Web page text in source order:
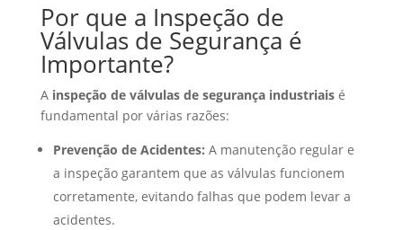
Por que a Inspeção de
Válvulas de Segurança é
Importante?
A inspeção de válvulas de segurança industriaisé
fundamental por várias razões:
Prevenção de Acidentes: A manutenção regular e
a inspeção garantem que as válvulas funcionem
corretamente, evitando falhas que podem levar a
acidentes.